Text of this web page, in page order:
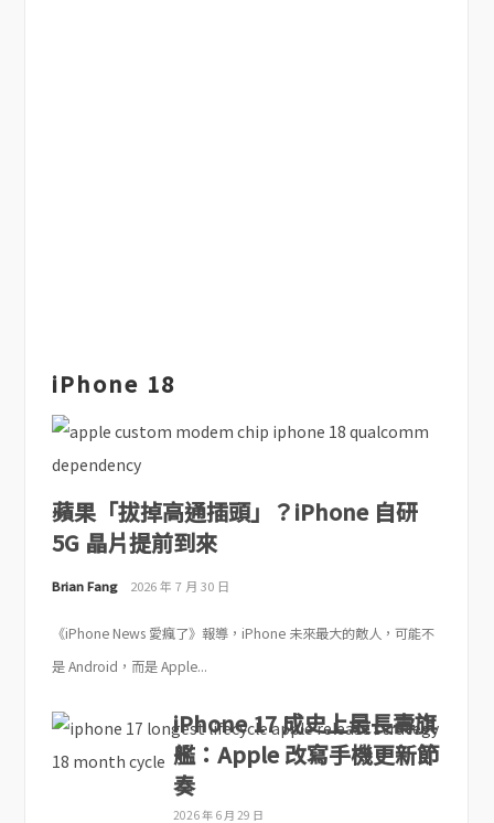
iPhone 18
蘋果「拔掉高通插頭」？iPhone 自研
5G 晶片提前到來
Brian Fang 2026 年 7 月 30 日
《iPhone News 愛瘋了》報導，iPhone 未來最大的敵人，可能不
是 Android，而是 Apple...
iPhone 17 成史上最長壽旗
艦：Apple 改寫手機更新節
奏
2026 年 6 月 29 日